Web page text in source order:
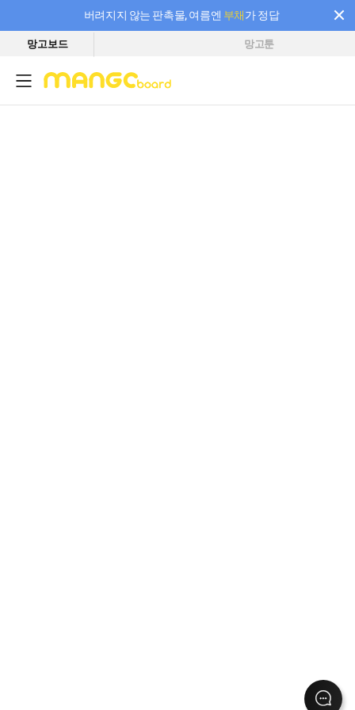
버려지지 않는 판촉물, 여름엔 부채가 정답
필요한 만큼 충전하고 끊김 없이 작업하세요! 새로워진 AI 부스터 요금제
망고보드 망고툰